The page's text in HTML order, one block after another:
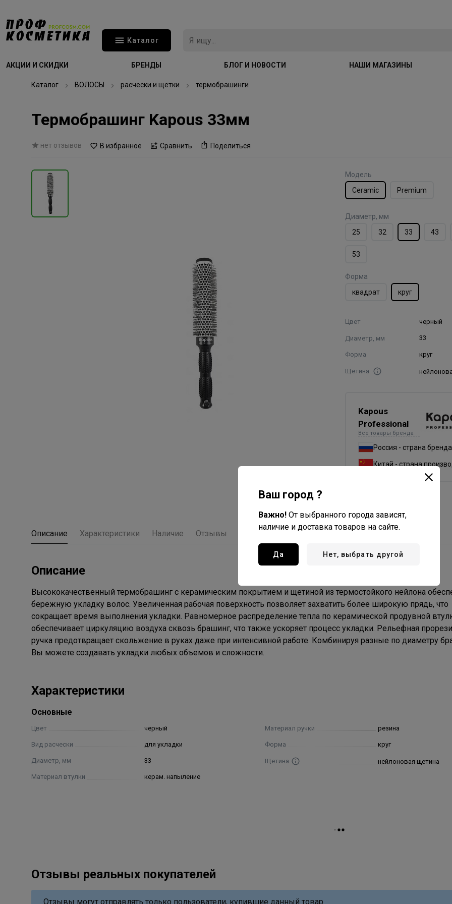
Каталог
АКЦИИ И СКИДКИ БРЕНДЫ БЛОГ И НОВОСТИ НАШИ МАГАЗИНЫ
Каталог ВОЛОСЫ расчески и щетки термобрашинги
Термобрашинг Kapous 33мм
нет отзывов В избранное Сравнить Поделиться
Модель
Ceramic
Premium
Диаметр, мм
25
32 33 43
53
Форма
квадрат
круг
Цвет черный
Диаметр, мм 33
Форма круг
Щетина
Kapous
Professional
Все товары бренда
Россия - страна бренда
Китай - страна
Описание Характеристики Наличие Отзывы
Описание
Высококачественный термобрашинг с керамическим покрытием и щетиной из термостойкого нейлона
бережную укладку волос. Увеличенная рабочая поверхность позволяет захватить более широкую прядь, что
сокращает время выполнения укладки. Равномерное распределение тепла по керамической продувной
обеспечивает циркуляцию воздуха сквозь брашинг, что также ускоряет процесс укладки. Рельефная
ручка предотвращает скольжение в руках даже при интенсивной работе. Комбинируя разные по диаметру
Вы можете создавать укладки любых объемов и сложности.
Характеристики
Основные
Цвет черный
Вид расчески для укладки
Диаметр, мм 33
Материал втулки керам. напыление
Материал ручки резина
Форма круг
Щетина нейлоновая щетина
Отзывы реальных покупателей
Отзывы могут отправлять только пользователи, купившие данный товар
Ваш город ?
Важно! От выбранного города зависят,
наличие и доставка товаров на сайте.
Да Нет, выбрать другой